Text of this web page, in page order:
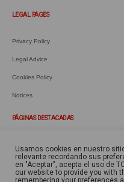
LEGAL PAGES
Privacy Policy
Legal Advice
Cookies Policy
Notices
PÁGINAS DESTACADAS
Mangas y bolsas filtrantes
Cartuchos y elementos filtrantes
Componentes Mecair
Usamos cookies en nuestro
relevante recordando sus
en "Aceptar", acepta el uso de
our website to provide you with
remembering your preferences